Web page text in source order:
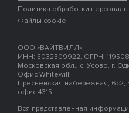
Политика обработки
Файлы cookie
ООО «ВАЙТВИЛЛ»,
ИНН: 5032309922, ОГРН:
Московская обл., с. Усово, г.
Офис Whitewill:
Пресненская набережная, 6с2,
офис 4315
Вся представленная